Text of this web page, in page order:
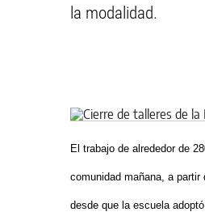
la modalidad.
El trabajo de alrededor de
comunidad mañana, a
desde que la escuela